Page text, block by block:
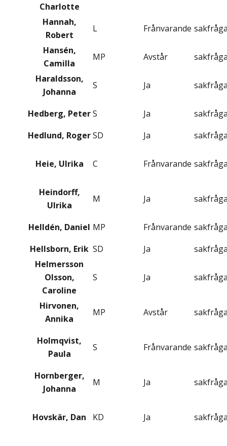
Charlotte
Hannah,
Robert
L Frånvarande
Hansén,
Camilla
MP Avstår
Haraldsson,
Johanna
S Ja
Hedberg, PeterS Ja
Hedlund, RogerSD Ja
Heie, Ulrika C Frånvarande
Heindorff,
Ulrika
M Ja
Helldén, Daniel MP Frånvarande
Hellsborn, Erik SD Ja
Helmersson
Olsson,
Caroline
S Ja
Hirvonen,
Annika
MP Avstår
Holmqvist,
Paula
S Frånvarande
Hornberger,
Johanna
M Ja
Hovskär, Dan KD Ja